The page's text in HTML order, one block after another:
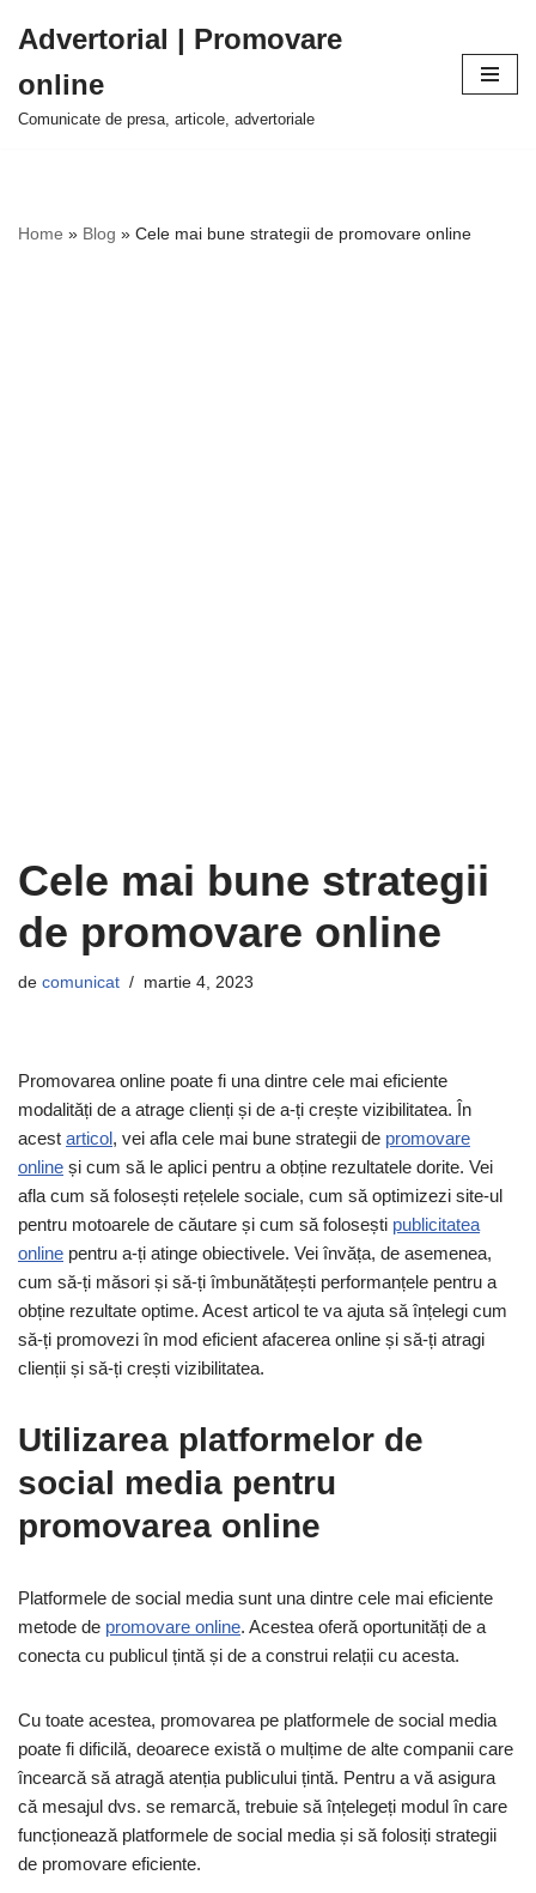
la
conținut
Advertorial | Promovare
online
Comunicate de presa, articole, advertoriale
Home » Blog » Cele mai bune strategii de promovare online
Cele mai bune strategii
de promovare online
de comunicat martie 4, 2023
Promovarea online poate fi una dintre cele mai eficiente
modalități de a atrage clienți și de a-ți crește vizibilitatea. În
acest articol, vei afla cele mai bune strategii de promovare
online și cum să le aplici pentru a obține rezultatele dorite. Vei
afla cum să folosești rețelele sociale, cum să optimizezi site-ul
pentru motoarele de căutare și cum să folosești publicitatea
online pentru a-ți atinge obiectivele. Vei învăța, de asemenea,
cum să-ți măsori și să-ți îmbunătățești performanțele pentru a
obține rezultate optime. Acest articol te va ajuta să înțelegi cum
să-ți promovezi în mod eficient afacerea online și să-ți atragi
clienții și să-ți crești vizibilitatea.
Utilizarea platformelor de
social media pentru
promovarea online
Platformele de social media sunt una dintre cele mai eficiente
metode de promovare online. Acestea oferă oportunități de a
conecta cu publicul țintă și de a construi relații cu acesta.
Cu toate acestea, promovarea pe platformele de social media
poate fi dificilă, deoarece există o mulțime de alte companii care
încearcă să atragă atenția publicului țintă. Pentru a vă asigura
că mesajul dvs. se remarcă, trebuie să înțelegeți modul în care
funcționează platformele de social media și să folosiți strategii
de promovare eficiente.